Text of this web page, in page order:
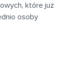
które już
osoby